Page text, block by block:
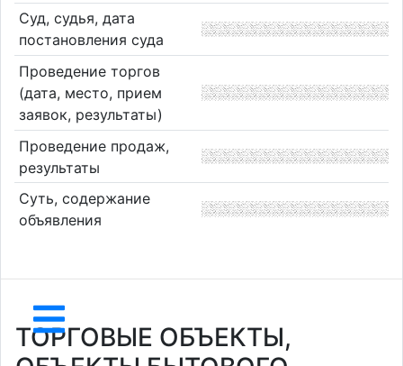
Суд, судья, дата
постановления суда
Проведение торгов
(дата, место, прием
заявок, результаты)
Проведение продаж,
результаты
Суть, содержание
объявления
ТОРГОВЫЕ ОБЪЕКТЫ,